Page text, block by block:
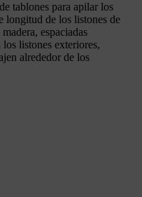
tablones para apilar los
longitud de los listones de
espaciadas
listones exteriores,
alrededor de los